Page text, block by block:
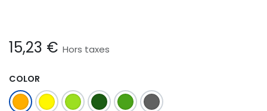
15,23 € Hors taxes
COLOR